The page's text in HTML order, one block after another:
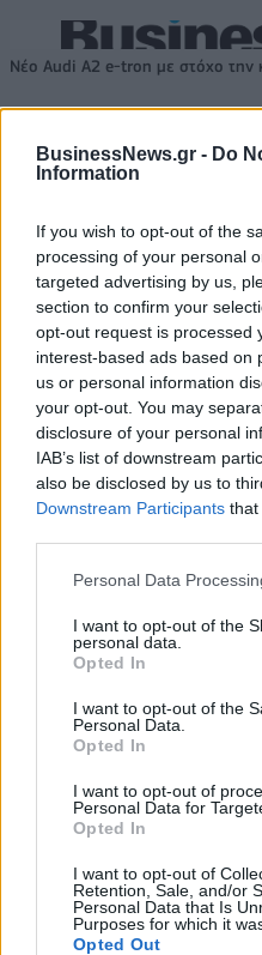
BusinessNews.gr - Do
Information
If you wish to opt-out of the
processing of your personal
targeted advertising by us,
section to confirm your
opt-out request is processed
interest-based ads based on
us or personal information
your opt-out. You may
disclosure of your personal
IAB’s list of downstream
also be disclosed by us to
Downstream Participants that
Personal Data
I want to opt-out of the
personal data.
Opted In
I want to opt-out of the
Personal Data.
Opted In
I want to opt-out of
Personal Data for
Opted In
I want to opt-out of
Retention, Sale, and/or
Personal Data that Is
Purposes for which it
Opted Out
Νέο Audi A2 e-tron με στόχο την
Σασλόγλου: «Ξεχνάμε ό,τι έγινε
και προχωράμε»
Ελληνική Αναπτυξιακή Τράπεζα:
δρόμο για δάνεια έως 5 δισ. σε
Β.Σ. Καρούλιας: Τζίρος 98,7
εκατ. ευρώ και αύξηση κερδών
57% - Τα νέα στοιχήματα σε
low & non alcohol
Το FIAT 500 Hybrid τώρα από
18.990 ευρώ
18η συνεχόμενη χρονιά για τον
FTSE4Good